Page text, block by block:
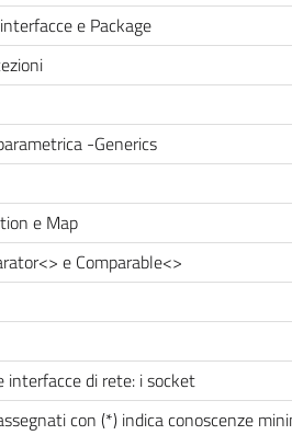
e Package
-Generics
e Map
e Comparable<>
interfacce di rete: i socket
con (*) indica conoscenze